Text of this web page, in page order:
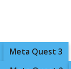
Meta Quest 3